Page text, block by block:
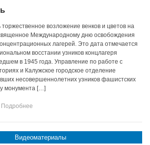
возложение венков и цветов на
Международному дню освобождения
лагерей. Это дата отмечается
восстании узников концлагеря
в 1945 года. Управление по работе с
и Калужское городское отделение
несовершеннолетних узников фашистских
монумента […]
Подробнее
Видеоматериалы